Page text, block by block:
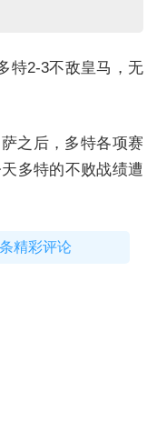
特2-3不敌皇马，无
之后，多特各项赛
多特的不败战绩遭
精彩评论